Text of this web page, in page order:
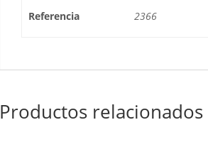
Referencia 2366
Productos relacionados